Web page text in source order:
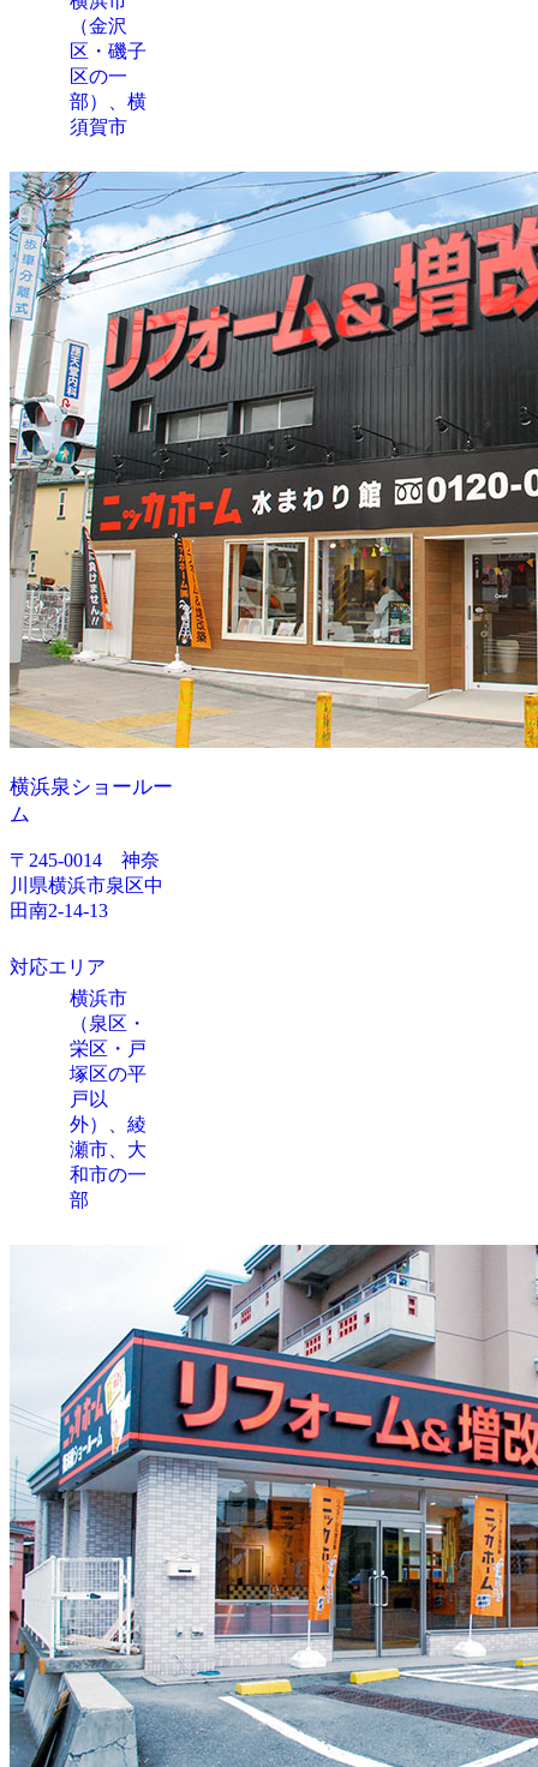
（金沢
区・磯子
区の一
部）、横
須賀市
横浜泉ショールー
ム
〒245-0014 神奈
川県横浜市泉区中
田南2-14-13
対応エリア
横浜市
（泉区・
栄区・戸
塚区の平
戸以
外）、綾
瀬市、大
和市の一
部